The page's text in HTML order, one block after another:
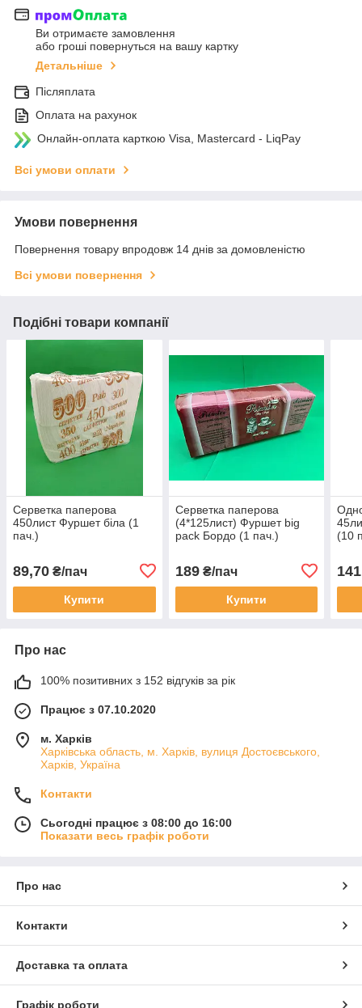
Ви отримаєте замовлення
або гроші повернуться на вашу картку
Детальніше
Післяплата
Оплата на рахунок
Онлайн-оплата карткою Visa, Mastercard - LiqPay
Всі умови оплати
Умови повернення
Повернення товару впродовж 14 днів за домовленістю
Всі умови повернення
Подібні товари компанії
Серветка паперова
450лист Фуршет біла (1
пач.)
89,70 ₴/пач
Купити
Серветка паперова
(4*125лист) Фуршет big
pack Бордо (1 пач.)
189₴/пач
Купити
(10
141
Про нас
100% позитивних з 152 відгуків за рік
Працює з 07.10.2020
м. Харків
Харківська область, м. Харків, вулиця Достоєвського,
Харків, Україна
Контакти
Сьогодні працює з 08:00 до 16:00
Показати весь графік роботи
Про нас
Контакти
Доставка та оплата
Графік роботи